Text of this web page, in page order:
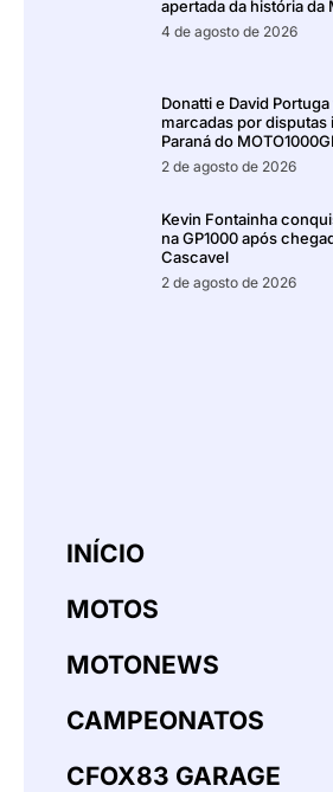
apertada da história da
4 de agosto de 2026
Donatti e David
marcadas por disputas
Paraná do
2 de agosto de 2026
Kevin Fontainha
na GP1000 após
Cascavel
2 de agosto de 2026
INÍCIO
MOTOS
MOTONEWS
CAMPEONATOS
CFOX83 GARAGE